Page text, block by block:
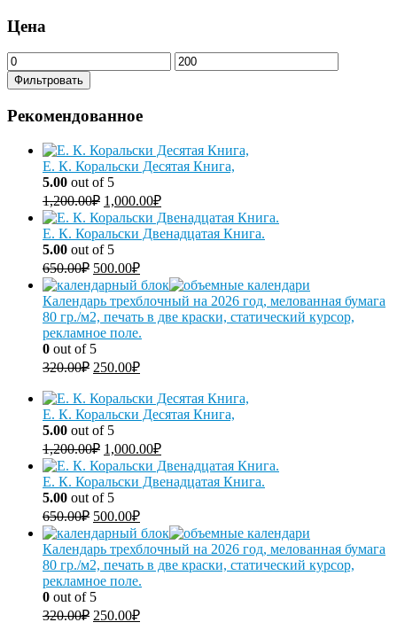
Цена
Фильтровать
Рекомендованное
Е. К. Коральски Десятая Книга,
5.00 out of 5
1,200.00₽ 1,000.00₽
Е. К. Коральски Двенадцатая Книга.
5.00 out of 5
650.00₽ 500.00₽
Календарь трехблочный на 2026 год, мелованная бумага
80 гр./м2, печать в две краски, статический курсор,
рекламное поле.
0 out of 5
320.00₽ 250.00₽
Е. К. Коральски Десятая Книга,
5.00 out of 5
1,200.00₽ 1,000.00₽
Е. К. Коральски Двенадцатая Книга.
5.00 out of 5
650.00₽ 500.00₽
Календарь трехблочный на 2026 год, мелованная бумага
80 гр./м2, печать в две краски, статический курсор,
рекламное поле.
0 out of 5
320.00₽ 250.00₽